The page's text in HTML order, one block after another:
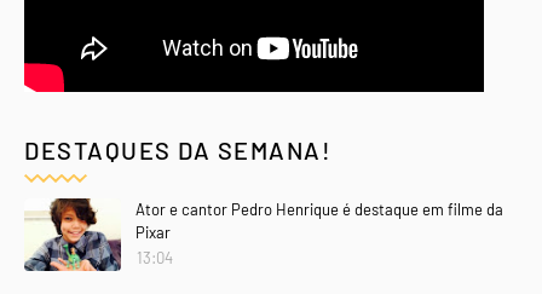
DESTAQUES DA SEMANA!
Ator e cantor Pedro Henrique é destaque em filme da
Pixar
13:04